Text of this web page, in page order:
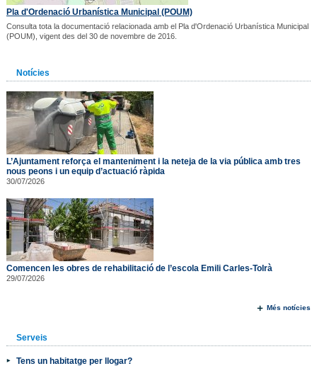
Pla d'Ordenació Urbanística Municipal (POUM)
Consulta tota la documentació relacionada amb el Pla d'Ordenació Urbanística Municipal
(POUM), vigent des del 30 de novembre de 2016.
Notícies
L’Ajuntament reforça el manteniment i la neteja de la via pública amb tres
nous peons i un equip d’actuació ràpida
30/07/2026
Comencen les obres de rehabilitació de l’escola Emili Carles-Tolrà
29/07/2026
Més notícies
Serveis
Tens un habitatge per llogar?